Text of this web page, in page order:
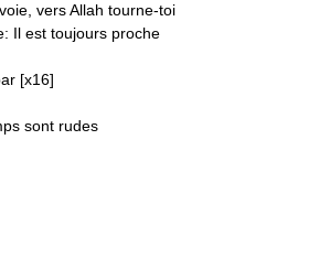
vers Allah tourne-toi
Il est toujours proche
[x16]
sont rudes